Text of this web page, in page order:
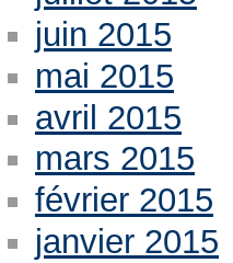
juin 2015
mai 2015
avril 2015
mars 2015
février 2015
janvier 2015